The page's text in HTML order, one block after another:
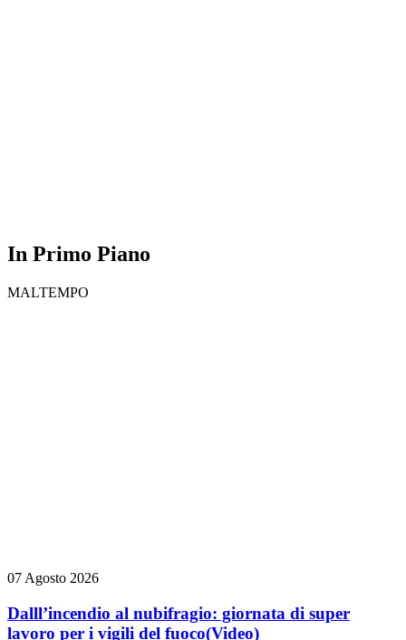
In Primo Piano
MALTEMPO
07 Agosto 2026
Dalll’incendio al nubifragio: giornata di super
lavoro per i vigili del fuoco(Video)